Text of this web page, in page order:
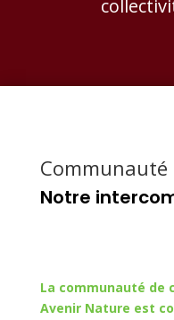
Communauté
Notre
La communauté de
Avenir Nature est